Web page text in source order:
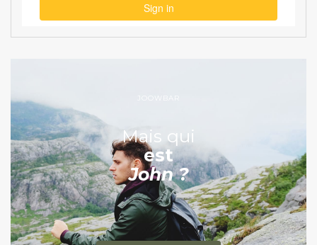
JOOWBAR
Mais qui
est
John ?